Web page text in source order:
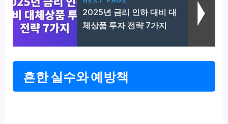
2025년 금리 인하 대비 대
체상품 투자 전략 7가지
흔한 실수와 예방책